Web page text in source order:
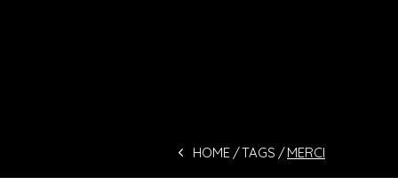
HOME TAGS MERCI